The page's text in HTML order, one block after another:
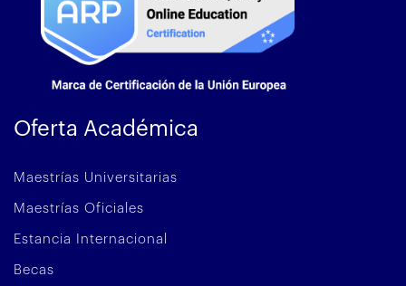
Oferta Académica
Maestrías Universitarias
Maestrías Oficiales
Estancia Internacional
Becas